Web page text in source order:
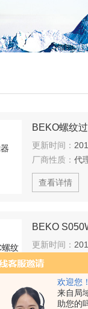
欢迎您！
来自局
助您的
BEKO螺纹
更新时间：
厂商性质： 代
查看详情
BEKO
更新时间：
厂商性质：
查看详情